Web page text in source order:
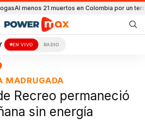
21 muertos en Colombia por un terremoto
EN VIVO RADIO
MADRUGADA
Recreo permaneció
sin energía